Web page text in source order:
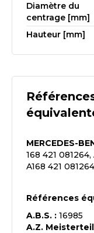
Diamètre du
centrage [mm]
Hauteur [mm]
MERCEDES-
168 421 081264,
A168 421 081264
Références
A.B.S. : 16985
A.Z.